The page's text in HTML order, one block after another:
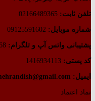
تلفن ثابت:
شماره موبایل:
پشتیبانی واتس آپ و تلگرام:
کد پستی:
ایمیل: mehrandish@gmail.com
نماد اعتماد